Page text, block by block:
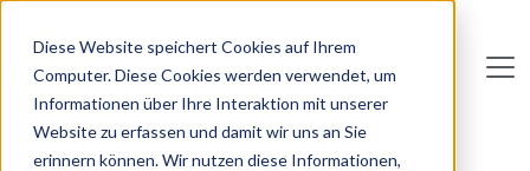
Diese Website speichert Cookies auf Ihrem
Computer. Diese Cookies werden verwendet, um
Informationen über Ihre Interaktion mit unserer
Website zu erfassen und damit wir uns an Sie
erinnern können. Wir nutzen diese Informationen,
Deutsc he InterimAG
Home
Manager-Übersicht